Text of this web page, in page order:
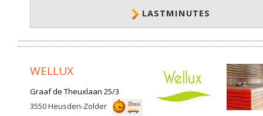
LASTMINUTES
WELLUX
Graaf de Theuxlaan 25/3
3550Heusden-Zolder